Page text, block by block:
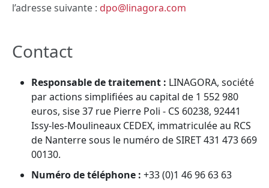
l’adresse suivante : dpo@linagora.com
Contact
Responsable de traitement : LINAGORA, société
par actions simplifiées au capital de 1 552 980
euros, sise 37 rue Pierre Poli - CS 60238, 92441
Issy-les-Moulineaux CEDEX, immatriculée au RCS
de Nanterre sous le numéro de SIRET 431 473 669
00130.
Numéro de téléphone : +33 (0)1 46 96 63 63